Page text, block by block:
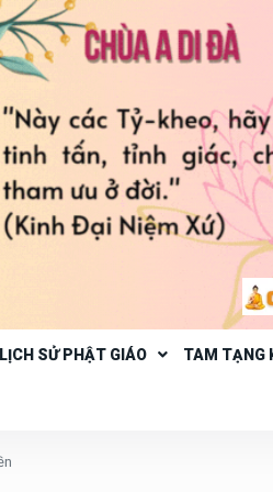
LỊCH SỬ PHẬT GIÁO TAM TẠNG